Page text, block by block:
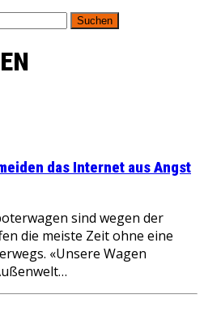
das Internet aus Angst
sind wegen der
die meiste Zeit ohne eine
«Unsere Wagen